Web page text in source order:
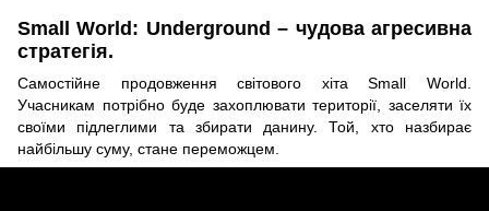
Small World: Underground – чудова агресивна
стратегія.
Самостійне продовження світового хіта Small World.
Учасникам потрібно буде захоплювати території, заселяти їх
своїми підлеглими та збирати данину. Той, хто назбирає
найбільшу суму, стане переможцем.